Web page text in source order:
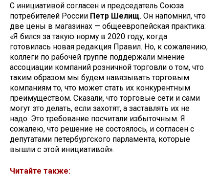
С инициативой согласен и председатель Союза
потребителей России Петр Шелищ. Он напомнил, что
две цены в магазинах — общеевропейская практика:
«Я бился за такую норму в 2020 году, когда
готовилась новая редакция Правил. Но, к сожалению,
коллеги по рабочей группе поддержали мнение
ассоциации компаний розничной торговли о том, что
таким образом мы будем навязывать торговым
компаниям то, что может стать их конкурентным
преимуществом. Сказали, что торговые сети и сами
могут это делать, если захотят, а заставлять их не
надо. Это требование посчитали избыточным. Я
сожалею, что решение не состоялось, и согласен с
депутатами петербургского парламента, которые
вышли с этой инициативой».
Читайте также: